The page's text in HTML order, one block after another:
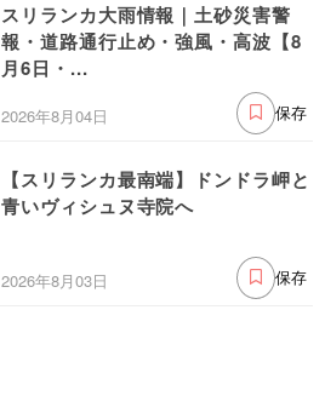
スリランカ大雨情報｜土砂災害警
報・道路通行止め・強風・高波【8
月6日・...
2026年8月04日 保存
【スリランカ最南端】ドンドラ岬と
青いヴィシュヌ寺院へ
2026年8月03日 保存